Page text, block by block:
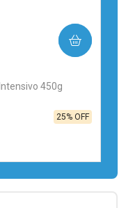
450g
25% OFF
COMPRAR
FECHAR
FECHAR